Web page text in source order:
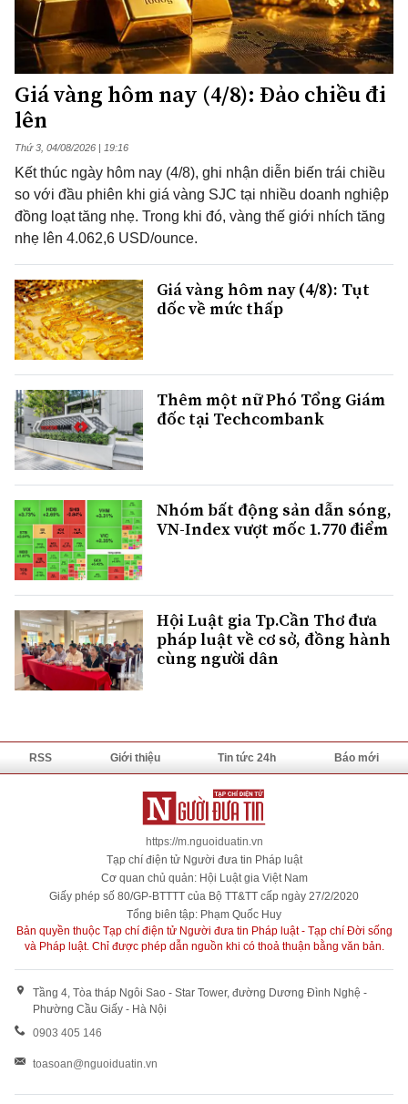
Giá vàng hôm nay (4/8): Đảo chiều đi
lên
Thứ 3, 04/08/2026 | 19:16
Kết thúc ngày hôm nay (4/8), ghi nhận diễn biến trái chiều
so với đầu phiên khi giá vàng SJC tại nhiều doanh nghiệp
đồng loạt tăng nhẹ. Trong khi đó, vàng thế giới nhích tăng
nhẹ lên 4.062,6 USD/ounce.
Giá vàng hôm nay (4/8): Tụt
dốc về mức thấp
Thêm một nữ Phó Tổng Giám
đốc tại Techcombank
Nhóm bất động sản dẫn sóng,
VN-Index vượt mốc 1.770 điểm
Hội Luật gia Tp.Cần Thơ đưa
pháp luật về cơ sở, đồng hành
cùng người dân
RSS Giới thiệu Tin tức 24h Báo mới
https://m.nguoiduatin.vn
Tạp chí điện tử Người đưa tin Pháp luật
Cơ quan chủ quản: Hội Luật gia Việt Nam
Giấy phép số 80/GP-BTTTT của Bộ TT&TT cấp ngày 27/2/2020
Tổng biên tập: Phạm Quốc Huy
Bản quyền thuộc Tạp chí điện tử Người đưa tin Pháp luật - Tạp chí Đời sống
và Pháp luật. Chỉ được phép dẫn nguồn khi có thoả thuận bằng văn bản.
Tầng 4, Tòa tháp Ngôi Sao - Star Tower, đường Dương Đình Nghệ -
Phường Cầu Giấy - Hà Nội
0903 405 146
toasoan@nguoiduatin.vn